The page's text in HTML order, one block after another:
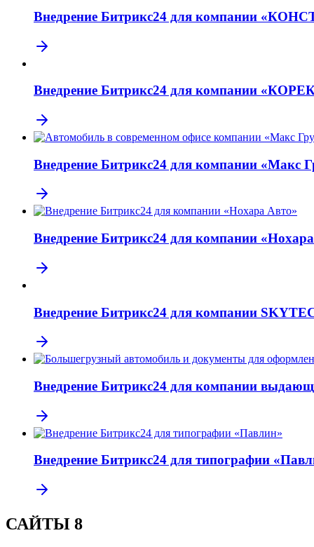
Внедрение Битрикс24 для компании
Внедрение Битрикс24 для компании
Внедрение Битрикс24 для компании «Макс
Внедрение Битрикс24 для компании
Внедрение Битрикс24 для компании
Внедрение Битрикс24 для компании
Внедрение Битрикс24 для типографии
САЙТЫ 8